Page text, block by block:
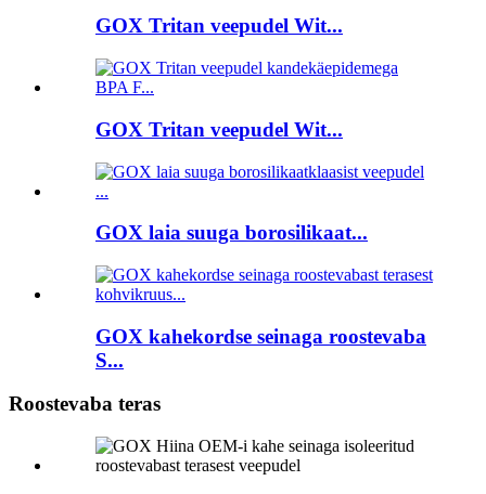
GOX Tritan veepudel Wit...
GOX Tritan veepudel Wit...
GOX laia suuga borosilikaat...
GOX kahekordse seinaga roostevaba
S...
Roostevaba teras